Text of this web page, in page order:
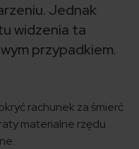
Jednak
widzenia ta
przypadkiem.
rachunek za śmierć
materialne rzędu